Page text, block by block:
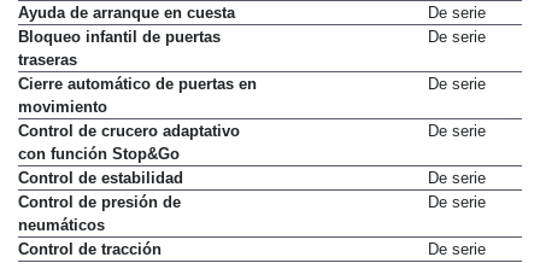
Ayuda de arranque en cuesta
De serie
Bloqueo infantil de puertas
traseras
De serie
Cierre automático de puertas en
movimiento
De serie
Control de crucero adaptativo
con función Stop&Go
De serie
Control de estabilidad
De serie
Control de presión de
neumáticos
De serie
Control de tracción
De serie